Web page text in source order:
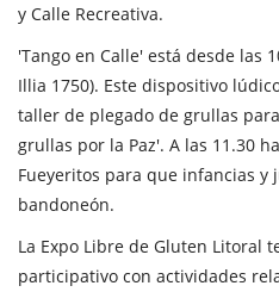
y Calle Recreativa.
'Tango en Calle' está desde las
Illia 1750). Este dispositivo
taller de plegado de grullas
grullas por la Paz'. A las 11.30
Fueyeritos para que infancias y
bandoneón.
La Expo Libre de Gluten Litoral
participativo con actividades